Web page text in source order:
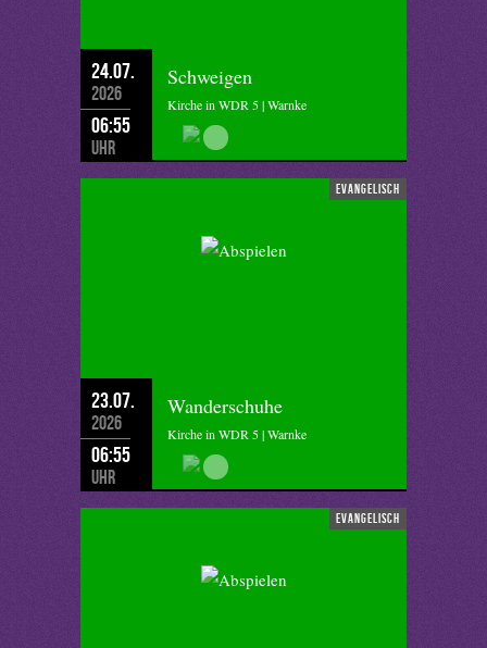
24.07.
2026
06:55
Uhr
Schweigen
Kirche in WDR 5 | Warnke
evangelisch
23.07.
2026
06:55
Uhr
Wanderschuhe
Kirche in WDR 5 | Warnke
evangelisch